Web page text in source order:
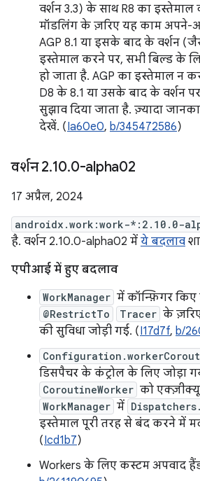
वर्शन 3.3) के साथ R8 का
मॉडलिंग के ज़रिए यह काम अपने-
AGP 8.1 या इसके बाद के वर्शन
इस्तेमाल करने पर, सभी बिल्ड के
हो जाता है. AGP का इस्तेमाल न
D8 के 8.1 या उसके बाद के वर्शन
सुझाव दिया जाता है. ज़्यादा
देखें. (Ia60e0, b/345472586)
वर्शन 2.10.0-alpha02
17 अप्रैल, 2024
androidx.work:work-*:2.10.0-
है. वर्शन 2.10.0-alpha02 में ये बदलाव
एपीआई में हुए बदलाव
WorkManager में कॉन्फ़िगर
@RestrictTo Tracer के
की सुविधा जोड़ी गई. (I17d7f, b/
डिसपैचर के कंट्रोल के लिए जोड़ा
CoroutineWorker को
WorkManager में
इस्तेमाल पूरी तरह से बंद करने में
(Icd1b7)
Workers के लिए कस्टम अपवाद